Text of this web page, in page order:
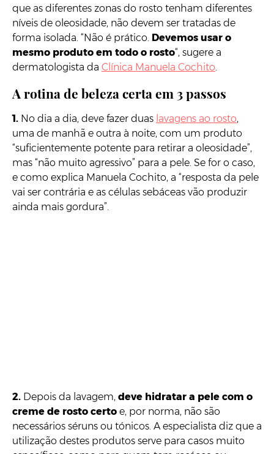
que as diferentes zonas do rosto tenham diferentes
níveis de oleosidade, não devem ser tratadas de
forma isolada. “Não é prático. Devemos usar o
mesmo produto em todo o rosto“, sugere a
dermatologista da Clínica Manuela Cochito
A rotina de beleza certa em 3 passos
1. No dia a dia, deve fazer duas lavagens ao rosto,
uma de manhã e outra à noite, com um produto
“suficientemente potente para retirar a oleosidade”,
mas “não muito agressivo” para a pele. Se for o caso,
e como explica Manuela Cochito, a “resposta da pele
vai ser contrária e as células sebáceas vão produzir
ainda mais gordura”.
2. Depois da lavagem, deve hidratar a pele com o
creme de rosto certo e, por norma, não são
necessários séruns ou tónicos. A especialista diz que a
utilização destes produtos serve para casos muito